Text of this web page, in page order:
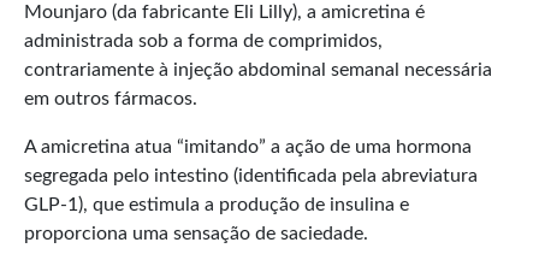
Mounjaro (da fabricante Eli Lilly), a amicretina é
administrada sob a forma de comprimidos,
contrariamente à injeção abdominal semanal necessária
em outros fármacos.
A amicretina atua “imitando” a ação de uma hormona
segregada pelo intestino (identificada pela abreviatura
GLP-1), que estimula a produção de insulina e
proporciona uma sensação de saciedade.